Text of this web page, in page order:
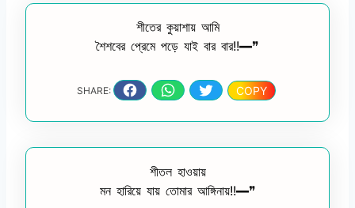
শীতের কুয়াশায় আমি
শৈশবের প্রেমে পড়ে যাই বার বার!!━❞
SHARE: COPY
শীতল হাওয়ায়
মন হারিয়ে যায় তোমার আঙ্গিনায়!!━❞